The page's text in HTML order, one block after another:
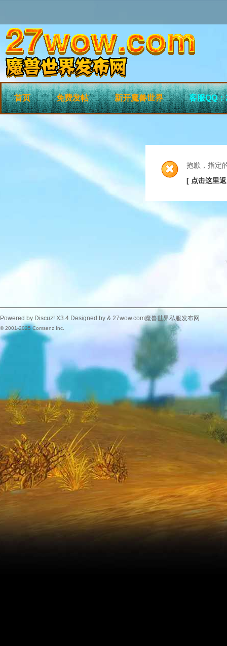
首页 免费发帖 新开魔兽世界 客服QQ
抱歉，指定
[ 点击这里
Powered by Discuz! X3.4 Designed by & 27wow.com魔兽世界私服发布网
© 2001-2025Comsenz Inc.